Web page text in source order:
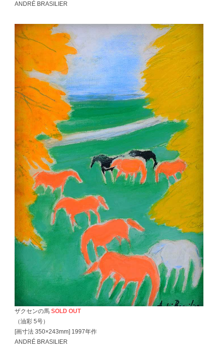
ANDRÉ BRASILIER
ザクセンの馬 SOLD OUT
（油彩 5号）
[画寸法 350×243mm] 1997年作
ANDRÉ BRASILIER